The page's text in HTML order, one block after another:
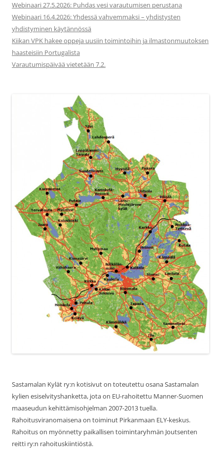
Webinaari 27.5.2026: Puhdas vesi varautumisen perustana
Webinaari 16.4.2026: Yhdessä vahvemmaksi – yhdistysten
yhdistyminen käytännössä
Kiikan VPK hakee oppeja uusiin toimintoihin ja ilmastonmuutoksen
haasteisiin Portugalista
Varautumispäivää vietetään 7.2.
Sastamalan Kylät ry:n kotisivut on toteutettu osana Sastamalan
kylien esiselvityshanketta, jota on EU-rahoitettu Manner-Suomen
maaseudun kehittämisohjelman 2007-2013 tuella.
Rahoitusviranomaisena on toiminut Pirkanmaan ELY-keskus.
Rahoitus on myönnetty paikallisen toimintaryhmän Joutsenten
reitti ry:n rahoituskiintiöstä.